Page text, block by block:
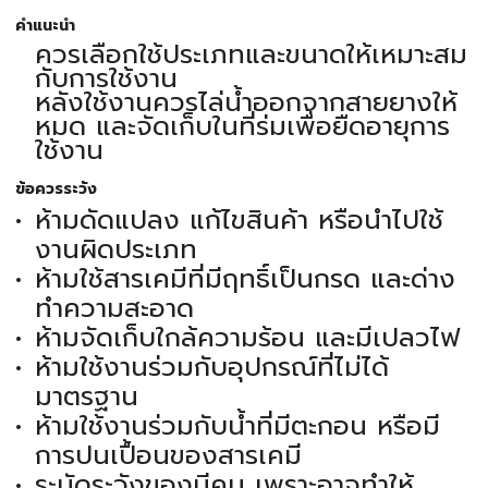
คำแนะนำ
ควรเลือกใช้ประเภทและขนาดให้เหมาะสม
กับการใช้งาน
หลังใช้งานควรไล่น้ำออกจากสายยางให้
หมด และจัดเก็บในที่ร่มเพื่อยืดอายุการ
ใช้งาน
ข้อควรระวัง
ห้ามดัดแปลง แก้ไขสินค้า หรือนำไปใช้
งานผิดประเภท
ห้ามใช้สารเคมีที่มีฤทธิ์เป็นกรด และด่าง
ทำความสะอาด
ห้ามจัดเก็บใกล้ความร้อน และมีเปลวไฟ
ห้ามใช้งานร่วมกับอุปกรณ์ที่ไม่ได้
มาตรฐาน
ห้ามใช้งานร่วมกับน้ำที่มีตะกอน หรือมี
การปนเปื้อนของสารเคมี